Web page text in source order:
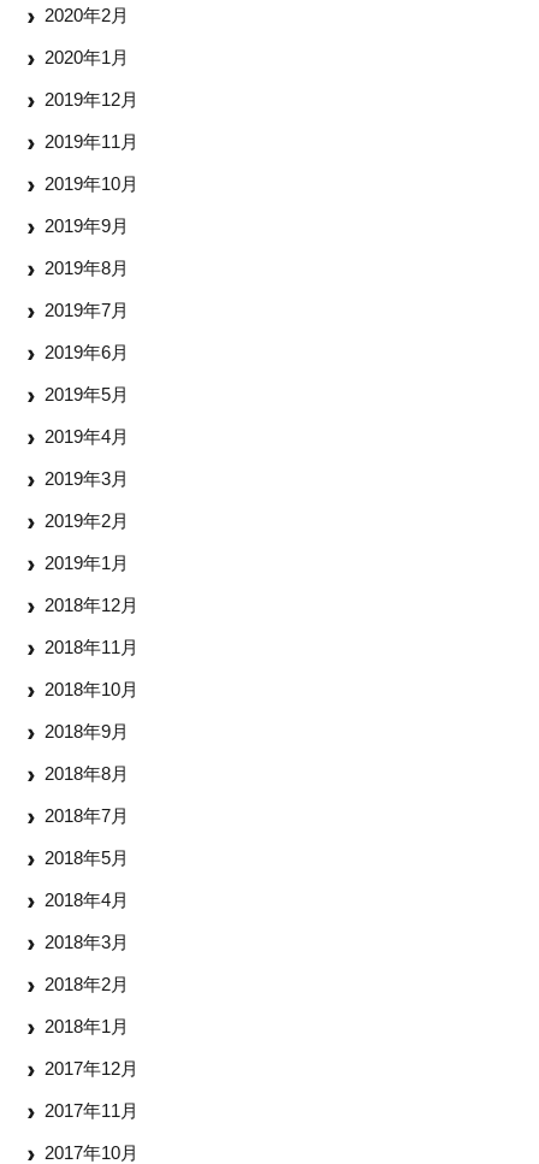
2020年2月
2020年1月
2019年12月
2019年11月
2019年10月
2019年9月
2019年8月
2019年7月
2019年6月
2019年5月
2019年4月
2019年3月
2019年2月
2019年1月
2018年12月
2018年11月
2018年10月
2018年9月
2018年8月
2018年7月
2018年5月
2018年4月
2018年3月
2018年2月
2018年1月
2017年12月
2017年11月
2017年10月